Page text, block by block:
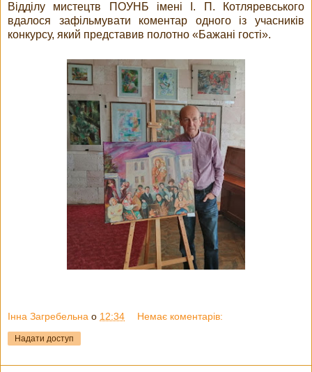
Відділу мистецтв ПОУНБ імені І. П. Котляревського
вдалося зафільмувати коментар одного із учасників
конкурсу, який представив полотно «Бажані гості».
Інна Загребельна о 12:34 Немає коментарів:
Надати доступ